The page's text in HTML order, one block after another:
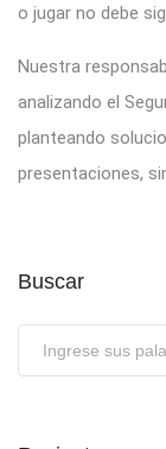
o jugar no debe
Nuestra
analizando el
planteando
presentaciones,
Buscar